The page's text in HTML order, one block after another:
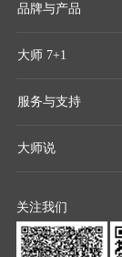
品牌与产品
大师 7+1
服务与支持
大师说
关注我们